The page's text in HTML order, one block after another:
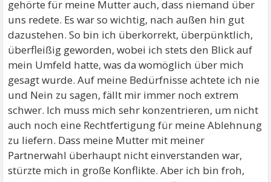
gehörte für meine Mutter auch, dass niemand über
uns redete. Es war so wichtig, nach außen hin gut
dazustehen. So bin ich überkorrekt, überpünktlich,
überfleißig geworden, wobei ich stets den Blick auf
mein Umfeld hatte, was da womöglich über mich
gesagt wurde. Auf meine Bedürfnisse achtete ich nie
und Nein zu sagen, fällt mir immer noch extrem
schwer. Ich muss mich sehr konzentrieren, um nicht
auch noch eine Rechtfertigung für meine Ablehnung
zu liefern. Dass meine Mutter mit meiner
Partnerwahl überhaupt nicht einverstanden war,
stürzte mich in große Konflikte. Aber ich bin froh,